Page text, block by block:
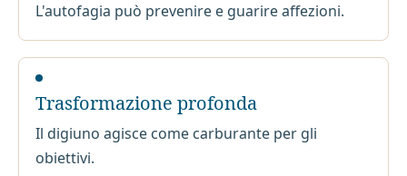
L'autofagia può prevenire e guarire affezioni.
Trasformazione profonda
Il digiuno agisce come carburante per gli
obiettivi.